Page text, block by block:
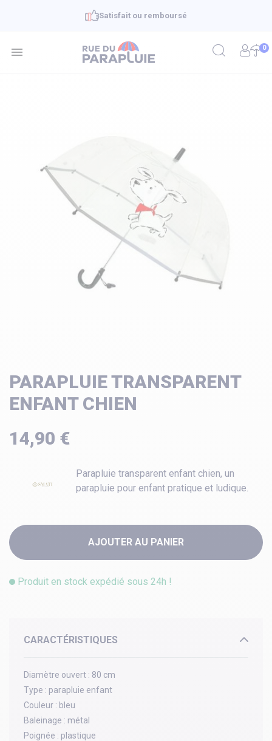
Satisfait ou remboursé
 0
PARAPLUIE TRANSPARENT
ENFANT CHIEN
14,90 €
Parapluie transparent enfant chien, un
parapluie pour enfant pratique et ludique.
AJOUTER AU PANIER
Produit en stock expédié sous 24h !
CARACTÉRISTIQUES
Diamètre ouvert : 80 cm
Type : parapluie enfant
Couleur : bleu
Baleinage : métal
Poignée : plastique